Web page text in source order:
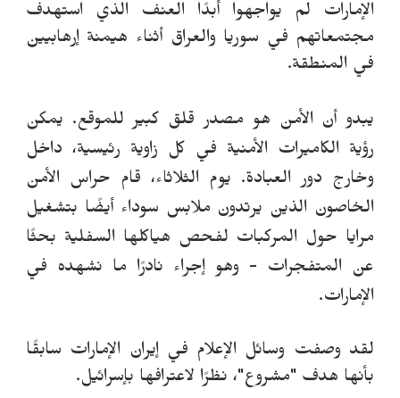
الإمارات لم يواجهوا أبدًا العنف الذي استهدف
مجتمعاتهم في سوريا والعراق أثناء هيمنة إرهابيين
في المنطقة.
يبدو أن الأمن هو مصدر قلق كبير للموقع. يمكن
رؤية الكاميرات الأمنية في كل زاوية رئيسية، داخل
وخارج دور العبادة. يوم الثلاثاء، قام حراس الأمن
الخاصون الذين يرتدون ملابس سوداء أيضًا بتشغيل
مرايا حول المركبات لفحص هياكلها السفلية بحثًا
عن المتفجرات - وهو إجراء نادرًا ما نشهده في
الإمارات.
لقد وصفت وسائل الإعلام في إيران الإمارات سابقًا
بأنها هدف "مشروع"، نظرًا لاعترافها بإسرائيل.